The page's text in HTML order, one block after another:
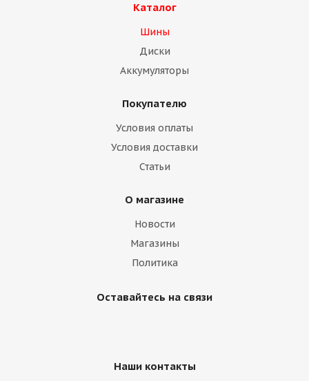
Каталог
Шины
Диски
Аккумуляторы
Покупателю
Условия оплаты
Условия доставки
Статьи
О магазине
Новости
Магазины
Политика
Оставайтесь на связи
Наши контакты